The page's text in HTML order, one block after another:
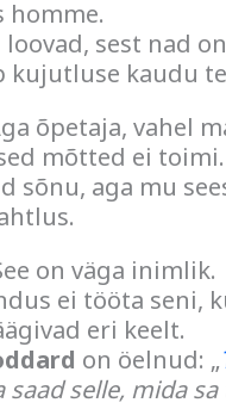
homme.
sest nad
kujutluse kaudu
õpetaja, vahel
mõtted ei
sõnu, aga mu
on väga inimlik.
ei tööta seni,
eri keelt.
on öelnud: „
saad selle, mida